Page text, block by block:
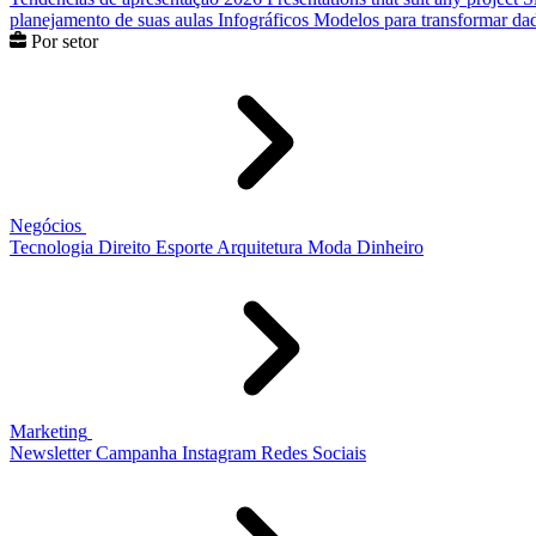
planejamento de suas aulas Infográficos Modelos para transformar
Por setor
Negócios
Tecnologia Direito Esporte Arquitetura Moda Dinheiro
Marketing
Newsletter Campanha Instagram Redes Sociais